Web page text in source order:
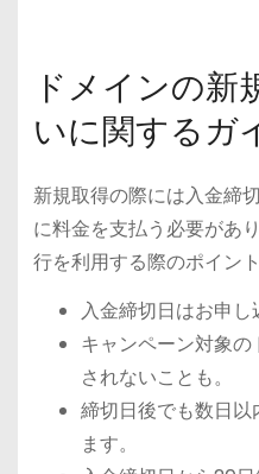
ドメインの新
いに関するガ
新規取得の際には入金締
に料金を支払う必要があ
行を利用する際のポイン
入金締切日はお申し
キャンペーン対象
されないことも。
締切日後でも数日
ます。